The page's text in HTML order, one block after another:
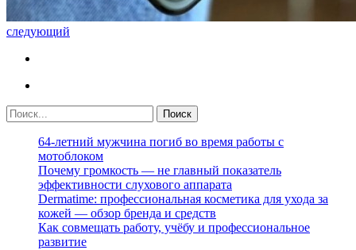
следующий
64-летний мужчина погиб во время работы с
мотоблоком
Почему громкость — не главный показатель
эффективности слухового аппарата
Dermatime: профессиональная косметика для ухода за
кожей — обзор бренда и средств
Как совмещать работу, учёбу и профессиональное
развитие